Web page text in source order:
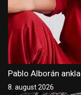
Pablo Alborán
8. august 2026